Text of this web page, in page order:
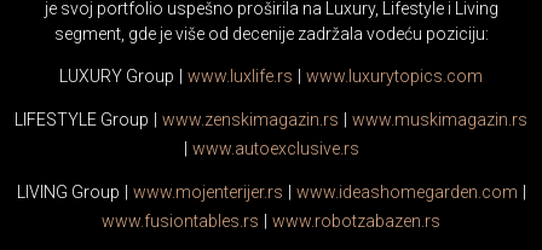
je svoj portfolio uspešno proširila na Luxury, Lifestyle i Living
segment, gde je više od decenije zadržala vodeću poziciju:
LUXURY Group www. luxlife .rs www. luxurytopics .com
LIFESTYLE Group www. zenskimagazin.rs www. muskimagazin.rs
www. autoexclusive.rs
LIVING Group www. mojenterijer.rs www. ideashomegarden.com
www. fusiontables .rs www. robotzabazen .rs